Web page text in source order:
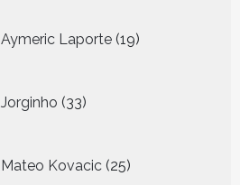
Aymeric Laporte 19
producten
Jorginho 33
producten
Mateo Kovacic 25
producten